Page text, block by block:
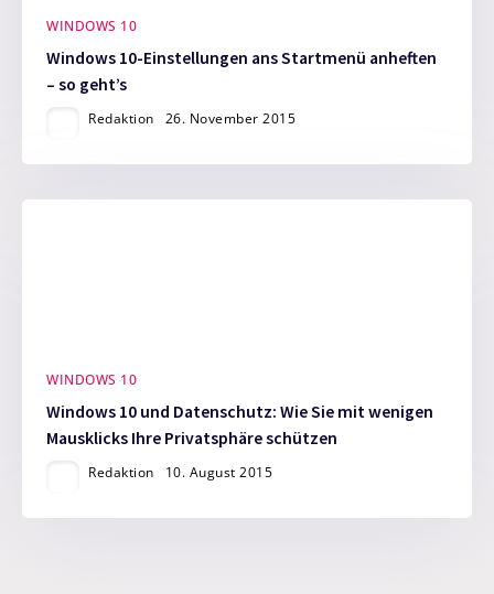
WINDOWS 10
Windows 10-Einstellungen ans Startmenü anheften
– so geht’s
Redaktion 26. November 2015
WINDOWS 10
Windows 10 und Datenschutz: Wie Sie mit wenigen
Mausklicks Ihre Privatsphäre schützen
Redaktion 10. August 2015